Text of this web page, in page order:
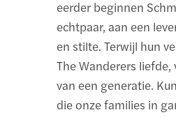
eerder beginnen
echtpaar, aan een
en stilte. Terwijl hun
The Wanderers
van een generatie.
die onze families in